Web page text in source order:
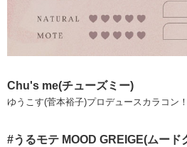
Chu's me(チューズミー)
ゆうこす(菅本裕子)プロデュースカラコン！
#うるモテ MOOD GREIGE(ムード